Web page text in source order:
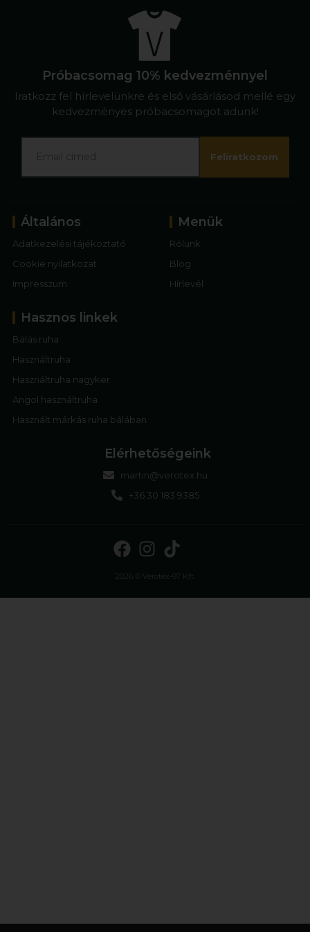
Próbacsomag 10% kedvezménnyel
Iratkozz fel hírlevelünkre és első vásárlásod mellé egy
kedvezményes próbacsomagot adunk!
Feliratkozom
Általános
Adatkezelési tájékoztató
Cookie nyilatkozat
Impresszum
Menük
Rólunk
Blog
Hírlevél
Hasznos linkek
Bálás ruha
Használtruha
Használtruha nagyker
Angol használtruha
Használt márkás ruha bálában
Elérhetőségeink
martin@verotex.hu
+36 30 183 9385
2026 © Verotex-97 Kft.